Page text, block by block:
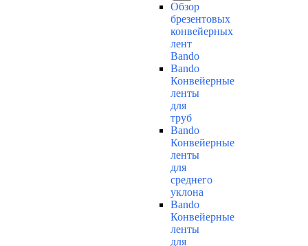
Обзор
брезентовых
конвейерных
лент
Bando
Bando
Конвейерные
ленты
для
труб
Bando
Конвейерные
ленты
для
среднего
уклона
Bando
Конвейерные
ленты
для